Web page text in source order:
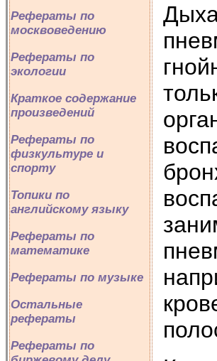
Рефераты по
москвоведению
Рефераты по
экологии
Краткое содержание
произведений
Рефераты по
физкультуре и
спорту
Топики по
английскому языку
Рефераты по
математике
Рефераты по музыке
Остальные
рефераты
Рефераты по